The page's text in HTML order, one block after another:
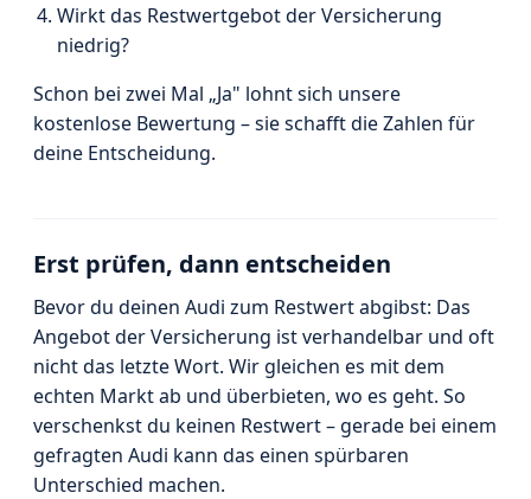
Wirkt das Restwertgebot der Versicherung
niedrig?
Schon bei zwei Mal „Ja" lohnt sich unsere
kostenlose Bewertung – sie schafft die Zahlen für
deine Entscheidung.
Erst prüfen, dann entscheiden
Bevor du deinen Audi zum Restwert abgibst: Das
Angebot der Versicherung ist verhandelbar und oft
nicht das letzte Wort. Wir gleichen es mit dem
echten Markt ab und überbieten, wo es geht. So
verschenkst du keinen Restwert – gerade bei einem
gefragten Audi kann das einen spürbaren
Unterschied machen.